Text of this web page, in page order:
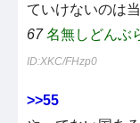
ていけないのは
67 名無しどんぶ
ID:XKC/FHzp0
>>55